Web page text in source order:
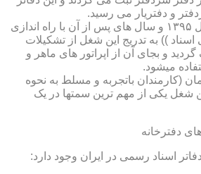
و دفتریار می رسید.
از سال های ۱۳۹۲ تا سال ۱۳۹۵ و سال های پس از آن با راه اندازی
اسناد )) به تدریج این شغل از تشکیلات
و بجای آن از اپراتور های ماهر و
میشود.
(کارمندان باتجربه و مسلط به نحوه
شغل یکی از مهم ترین سمتها در یک
دفترخانه
اسناد رسمی در ایران وجود دارد: